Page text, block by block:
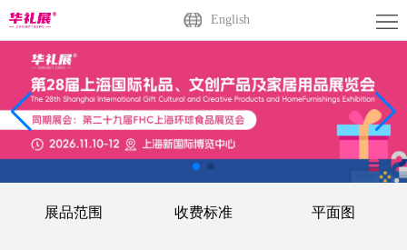
English
首
会
展
中
众
活
展品范围 收费标准 平面图